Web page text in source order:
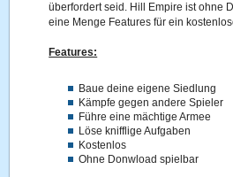
überfordert seid. Hill Empire ist ohne
eine Menge Features für ein
Features:
Baue deine eigene Siedlung
Kämpfe gegen andere Spieler
Führe eine mächtige Armee
Löse knifflige Aufgaben
Kostenlos
Ohne Donwload spielbar